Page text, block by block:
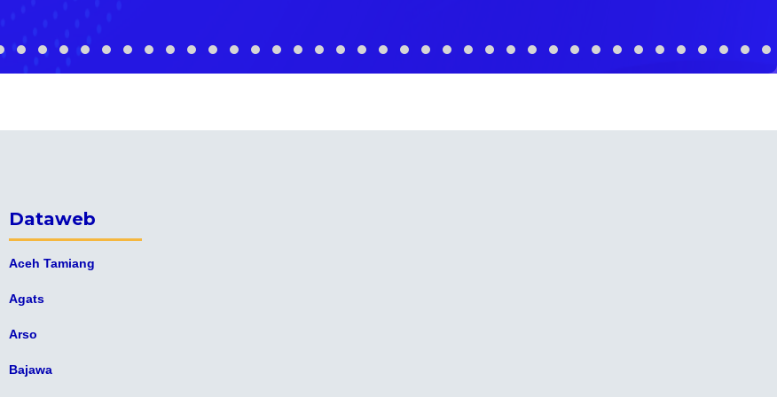
Dataweb
Aceh Tamiang
Agats
Arso
Bajawa